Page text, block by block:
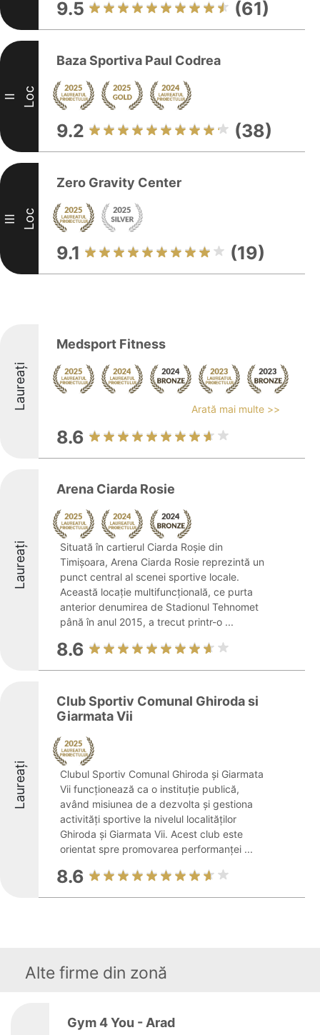
9.5 (61)
II Loc
Baza Sportiva Paul Codrea
9.2 (38)
III Loc
Zero Gravity Center
9.1 (19)
Laureați
Medsport Fitness
Arată mai multe >>
8.6
Laureați
Arena Ciarda Rosie
Situată în cartierul Ciarda Roșie din
Timișoara, Arena Ciarda Rosie reprezintă un
punct central al scenei sportive locale.
Această locație multifuncțională, ce purta
anterior denumirea de Stadionul Tehnomet
până în anul 2015, a trecut printr-o ...
8.6
Laureați
Club Sportiv Comunal Ghiroda si
Giarmata Vii
Clubul Sportiv Comunal Ghiroda și Giarmata
Vii funcționează ca o instituție publică,
având misiunea de a dezvolta și gestiona
activități sportive la nivelul localităților
Ghiroda și Giarmata Vii. Acest club este
orientat spre promovarea performanței ...
8.6
Alte firme din zonă
Gym 4 You - Arad